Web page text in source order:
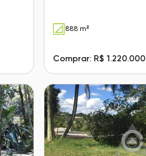
888 m²
Comprar: R$ 1.220.000